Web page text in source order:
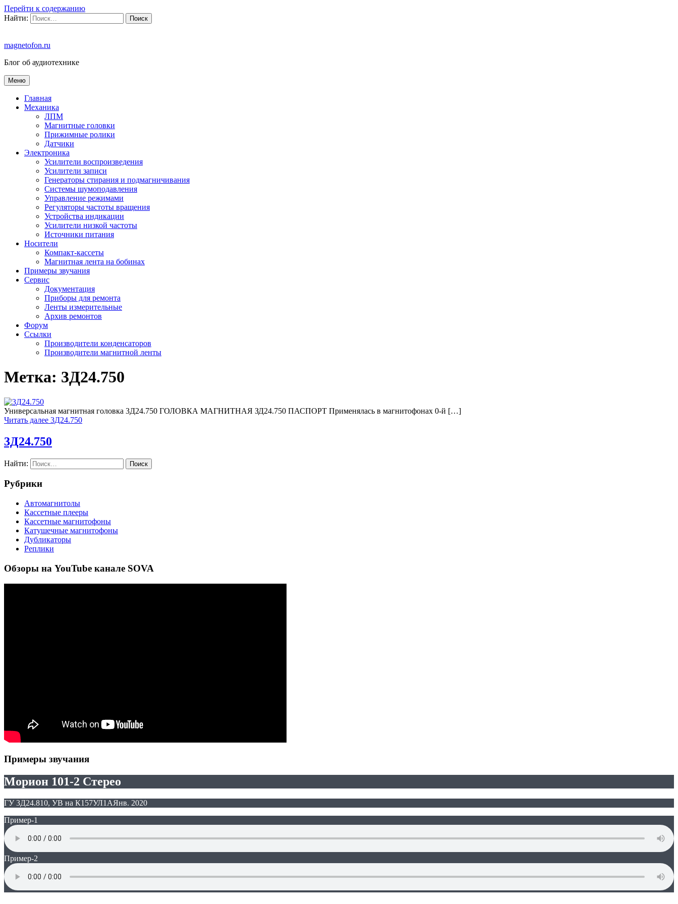
Перейти к содержанию
Найти:
magnetofon.ru
Блог об аудиотехнике
Меню
Главная
Механика
ЛПМ
Магнитные головки
Прижимные ролики
Датчики
Электроника
Усилители воспроизведения
Усилители записи
Генераторы стирания и подмагничивания
Системы шумоподавления
Управление режимами
Регуляторы частоты вращения
Устройства индикации
Усилители низкой частоты
Источники питания
Носители
Компакт-кассеты
Магнитная лента на бобинах
Примеры звучания
Сервис
Документация
Приборы для ремонта
Ленты измерительные
Архив ремонтов
Форум
Ссылки
Производители конденсаторов
Производители магнитной ленты
Метка: 3Д24.750
Универсальная магнитная головка 3Д24.750 ГОЛОВКА МАГНИТНАЯ ЗД24.750 ПАСПОРТ Применялась в магнитофонах 0-й […]
Читать далее 3Д24.750
3Д24.750
Найти:
Рубрики
Автомагнитолы
Кассетные плееры
Кассетные магнитофоны
Катушечные магнитофоны
Дубликаторы
Реплики
Обзоры на YouTube канале SOVA
Примеры звучания
Морион 101-2 Стерео
ГУ 3Д24.810, УВ на К157УЛ1АЯнв. 2020
Пример-1
Пример-2